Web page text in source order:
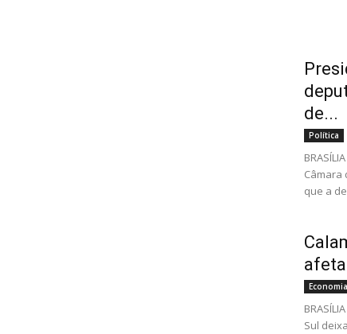
de...
Política
Câmara
que a
Economia
Sul